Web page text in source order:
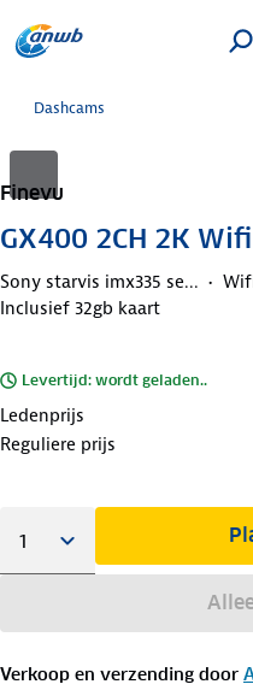
Dashcams
Finevu
GX400 2CH 2K
Sony starvis imx335 se...
Inclusief 32gb kaart
Levertijd: wordt geladen..
Ledenprijs
Reguliere prijs
Verkoop en verzending door